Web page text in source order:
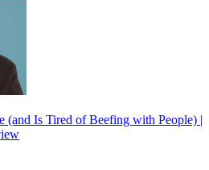
(and Is Tired of Beefing with People) |